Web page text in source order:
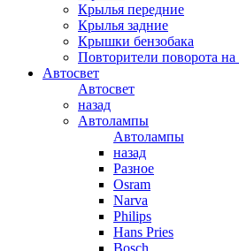
Крылья передние
Крылья задние
Крышки бензобака
Повторители поворота
Автосвет
Автосвет
назад
Автолампы
Автолампы
назад
Разное
Osram
Narva
Philips
Hans Pries
Bosch